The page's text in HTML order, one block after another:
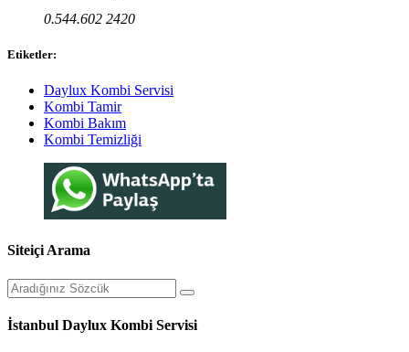
0.544.602 2420
Etiketler:
Daylux Kombi Servisi
Kombi Tamir
Kombi Bakım
Kombi Temizliği
Siteiçi Arama
İstanbul Daylux Kombi Servisi